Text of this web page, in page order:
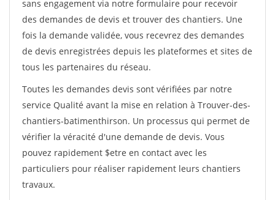
sans engagement via notre formulaire pour recevoir
des demandes de devis et trouver des chantiers. Une
fois la demande validée, vous recevrez des demandes
de devis enregistrées depuis les plateformes et sites de
tous les partenaires du réseau.
Toutes les demandes devis sont vérifiées par notre
service Qualité avant la mise en relation à Trouver-des-
chantiers-batimenthirson. Un processus qui permet de
vérifier la véracité d'une demande de devis. Vous
pouvez rapidement $etre en contact avec les
particuliers pour réaliser rapidement leurs chantiers
travaux.